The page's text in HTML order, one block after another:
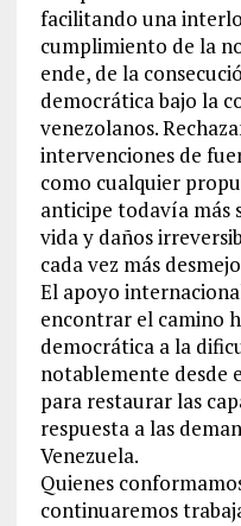
facilitando una
cumplimiento de la
ende, de la
democrática bajo la
venezolanos.
intervenciones de
como cualquier
anticipe todavía más
vida y daños
cada vez más
El apoyo
encontrar el camino
democrática a la
notablemente desde
para restaurar las
respuesta a las
Venezuela.
Quienes
continuaremos